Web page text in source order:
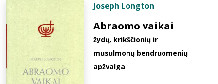
Joseph Longton
Abraomo vaikai
žydų, krikščionių ir
musulmonų bendruomenių
apžvalga